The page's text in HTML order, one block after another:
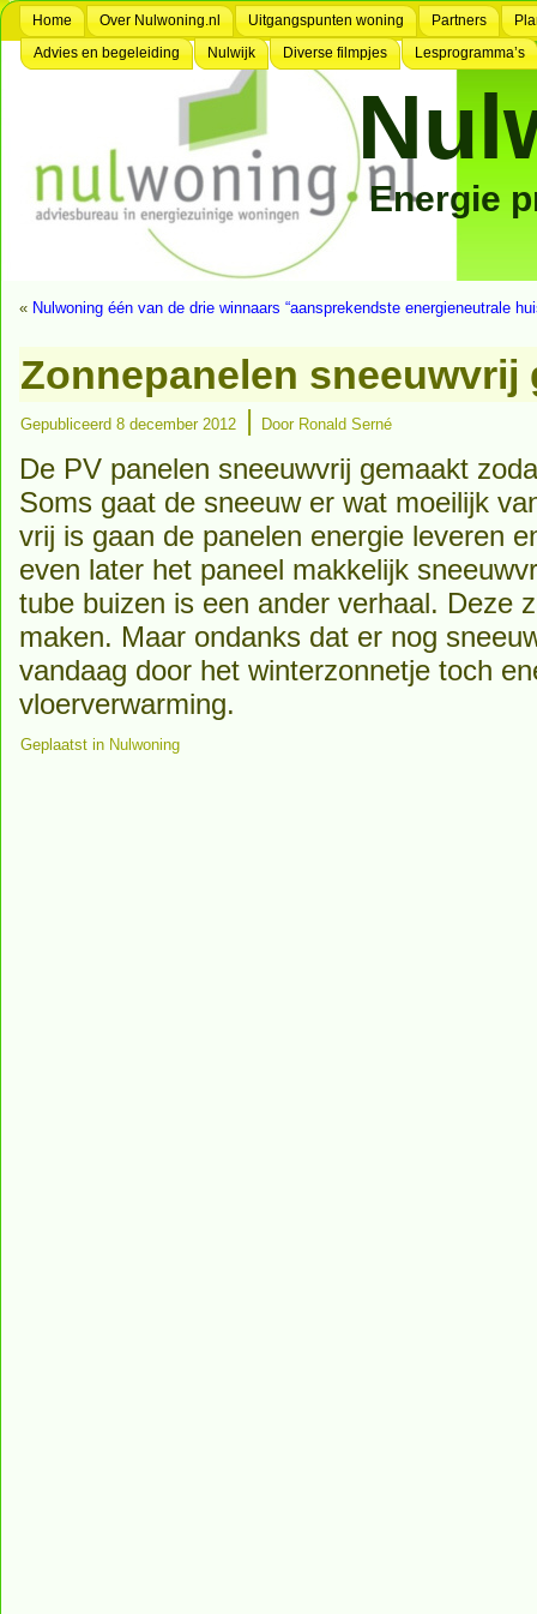
Home Over Nulwoning.nl Uitgangspunten woning Partners
Advies en begeleiding
Nulwijk Diverse filmpjes Lesprogramma’s
Energie
« Nulwoning één van de drie winnaars “aansprekendste energieneutrale
Zonnepanelen sneeuwvrij
Gepubliceerd 8 december 2012 | Door Ronald Serné
De PV panelen sneeuwvrij gemaakt
Soms gaat de sneeuw er wat moeilijk
vrij is gaan de panelen energie leveren
even later het paneel makkelijk
tube buizen is een ander verhaal. Deze
maken. Maar ondanks dat er nog
vandaag door het winterzonnetje toch
vloerverwarming.
Geplaatst in Nulwoning